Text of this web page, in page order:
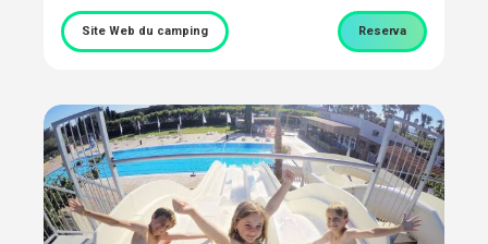
Site Web du camping Reserva